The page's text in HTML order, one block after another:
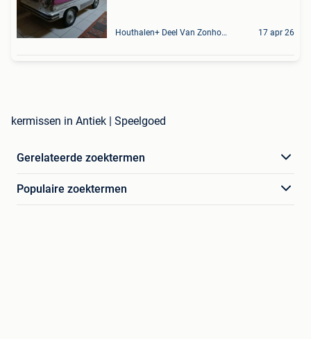
Houthalen+ Deel Van Zonhoven En Zolder 17 apr 26
kermissen in Antiek | Speelgoed
Gerelateerde zoektermen
Populaire zoektermen